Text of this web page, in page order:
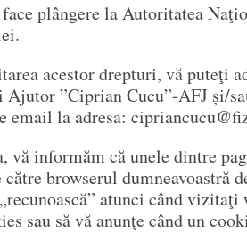
face plângere la Autoritatea
acestor drepturi, vă puteţi
Ajutor ”Ciprian Cucu”-AFJ și/
email la adresa:
vă informăm că unele dintre
browserul dumneavoastră
atunci când
sau să vă anunţe când un